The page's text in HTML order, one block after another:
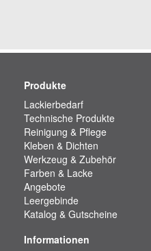
Produkte
Lackierbedarf
Technische Produkte
Reinigung & Pflege
Kleben & Dichten
Werkzeug & Zubehör
Farben & Lacke
Angebote
Leergebinde
Katalog & Gutscheine
Informationen